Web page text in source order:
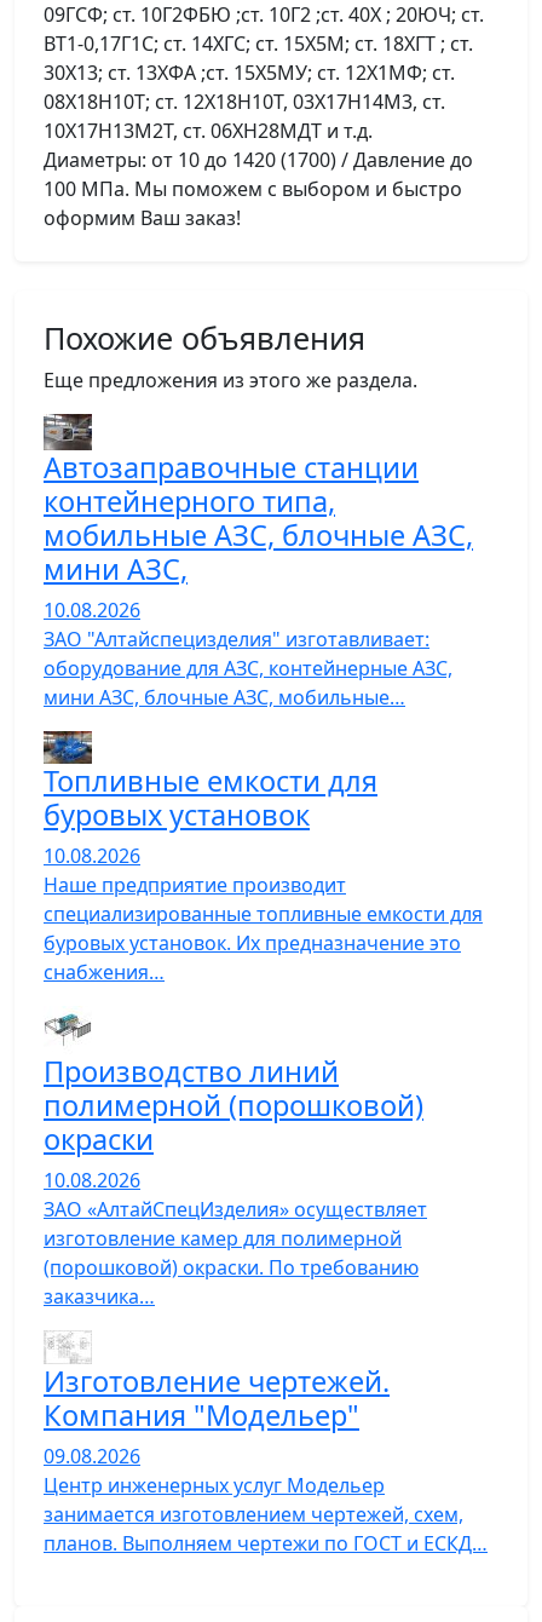
09ГСФ; ст. 10Г2ФБЮ ;ст. 10Г2 ;ст. 40Х ; 20ЮЧ; ст.
ВТ1-0,17Г1С; ст. 14ХГС; ст. 15Х5М; ст. 18ХГТ ; ст.
30Х13; ст. 13ХФА ;ст. 15Х5МУ; ст. 12Х1МФ; ст.
08Х18Н10Т; ст. 12Х18Н10Т, 03Х17Н14М3, ст.
10Х17Н13М2Т, ст. 06ХН28МДТ и т.д.
Диаметры: от 10 до 1420 (1700) / Давление до
100 МПа. Мы поможем с выбором и быстро
оформим Ваш заказ!
Похожие объявления
Еще предложения из этого же раздела.
Автозаправочные станции
контейнерного типа,
мобильные АЗС, блочные АЗС,
мини АЗС,
10.08.2026
ЗАО "Алтайспецизделия" изготавливает:
оборудование для АЗС, контейнерные АЗС,
мини АЗС, блочные АЗС, мобильные…
Топливные емкости для
буровых установок
10.08.2026
Наше предприятие производит
специализированные топливные емкости для
буровых установок. Их предназначение это
снабжения…
Производство линий
полимерной (порошковой)
окраски
10.08.2026
ЗАО «АлтайСпецИзделия» осуществляет
изготовление камер для полимерной
(порошковой) окраски. По требованию
заказчика…
Изготовление чертежей.
Компания "Модельер"
09.08.2026
Центр инженерных услуг Модельер
занимается изготовлением чертежей, схем,
планов. Выполняем чертежи по ГОСТ и ЕСКД…